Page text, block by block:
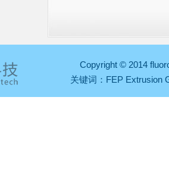
Copyright © 2014
关键词： FEP Extrusion